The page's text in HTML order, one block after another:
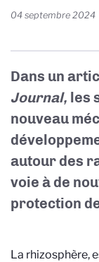
04 septembre 2024
Dans un
Journal, les
nouveau
autour des
voie à de
protection
La rhizosphère,